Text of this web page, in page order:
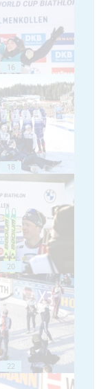
16
18
20
22